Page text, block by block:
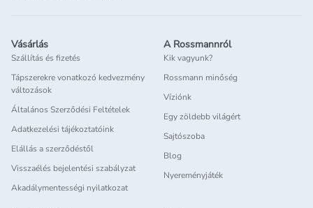
Vásárlás
Szállítás és fizetés
Tápszerekre vonatkozó kedvezmény
változások
Általános Szerződési Feltételek
Adatkezelési tájékoztatóink
Elállás a szerződéstől
Visszaélés bejelentési szabályzat
Akadálymentességi nyilatkozat
A Rossmannról
Kik vagyunk?
Rossmann minőség
Víziónk
Egy zöldebb világért
Sajtószoba
Blog
Nyereményjáték